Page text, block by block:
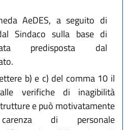
AeDES, a seguito di
Sindaco sulla base di
predisposta dal
b) e c) del comma 10 il
verifiche di inagibilità
e può motivatamente
di personale